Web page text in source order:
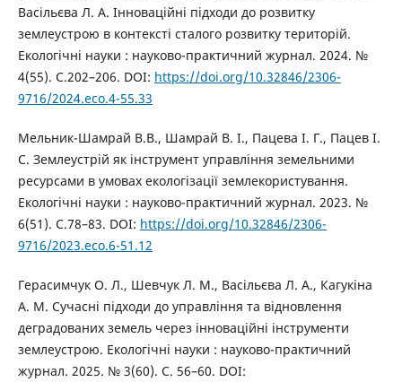
Васільєва Л. А. Інноваційні підходи до розвитку
землеустрою в контексті сталого розвитку територій.
Екологічні науки : науково-практичний журнал. 2024. №
4(55). С.202–206. DOI: https://doi.org/10.32846/2306-
9716/2024.eco.4-55.33
Мельник-Шамрай В.В., Шамрай В. І., Пацева І. Г., Пацев І.
С. Землеустрій як інструмент управління земельними
ресурсами в умовах екологізації землекористування.
Екологічні науки : науково-практичний журнал. 2023. №
6(51). С.78–83. DOI: https://doi.org/10.32846/2306-
9716/2023.eco.6-51.12
Герасимчук О. Л., Шевчук Л. М., Васільєва Л. А., Кагукіна
А. М. Сучасні підходи до управління та відновлення
деградованих земель через інноваційні інструменти
землеустрою. Екологічні науки : науково-практичний
журнал. 2025. № 3(60). С. 56–60. DOI: